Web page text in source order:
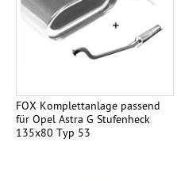
FOX Komplettanlage passend
für Opel Astra G Stufenheck
135x80 Typ 53